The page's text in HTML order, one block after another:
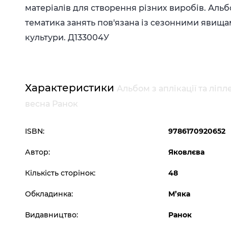
матеріалів для створення різних виробів.
тематика занять пов'язана із сезонними
культури. Д133004У
Характеристики Альбом з аплікації та
весна Ранок
ISBN: 9786170920652
Автор: Яковлєва
Кількість сторінок: 48
Обкладинка: М’яка
Видавництво: Ранок